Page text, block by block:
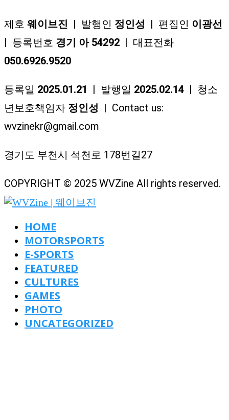
제호 웨이브진 | 발행인 정인성 | 편집인 이광선
| 등록번호 경기 아 54292 | 대표전화
050.6926.9520
등록일 2025.01.21 | 발행일 2025.02.14 | 청소
년보호책임자 정인성 | Contact us:
wvzinekr@gmail.com
경기도 부천시 석천로 178번길27
COPYRIGHT © 2025 WVZine All rights reserved.
HOME
MOTORSPORTS
E-SPORTS
FEATURED
CULTURES
GAMES
PHOTO
UNCATEGORIZED